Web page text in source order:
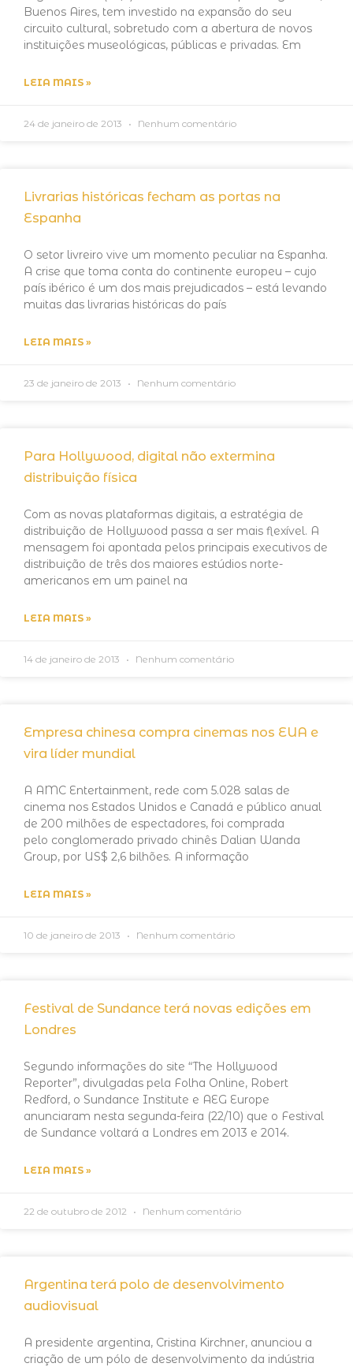
Buenos Aires, tem investido na expansão do seu
circuito cultural, sobretudo com a abertura de novos
instituições museológicas, públicas e privadas. Em
LEIA MAIS »
24 de janeiro de 2013 Nenhum comentário
Livrarias históricas fecham as portas na
Espanha
O setor livreiro vive um momento peculiar na Espanha.
A crise que toma conta do continente europeu – cujo
país ibérico é um dos mais prejudicados – está levando
muitas das livrarias históricas do país
LEIA MAIS »
23 de janeiro de 2013 Nenhum comentário
Para Hollywood, digital não extermina
distribuição física
Com as novas plataformas digitais, a estratégia de
distribuição de Hollywood passa a ser mais flexível. A
mensagem foi apontada pelos principais executivos de
distribuição de três dos maiores estúdios norte-
americanos em um painel na
LEIA MAIS »
14 de janeiro de 2013 Nenhum comentário
Empresa chinesa compra cinemas nos EUA e
vira líder mundial
A AMC Entertainment, rede com 5.028 salas de
cinema nos Estados Unidos e Canadá e público anual
de 200 milhões de espectadores, foi comprada
pelo conglomerado privado chinês Dalian Wanda
Group, por US$ 2,6 bilhões. A informação
LEIA MAIS »
10 de janeiro de 2013 Nenhum comentário
Festival de Sundance terá novas edições em
Londres
Segundo informações do site “The Hollywood
Reporter”, divulgadas pela Folha Online, Robert
Redford, o Sundance Institute e AEG Europe
anunciaram nesta segunda-feira (22/10) que o Festival
de Sundance voltará a Londres em 2013 e 2014.
LEIA MAIS »
22 de outubro de 2012 Nenhum comentário
Argentina terá polo de desenvolvimento
audiovisual
A presidente argentina, Cristina Kirchner, anunciou a
criação de um pólo de desenvolvimento da indústria